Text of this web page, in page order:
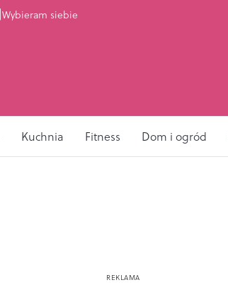
Wybieram siebie
Kuchnia Fitness Dom i ogród